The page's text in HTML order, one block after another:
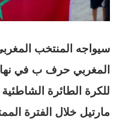
سيواجه المنتخب
المغربي حرف ب في
للكرة الطائرة